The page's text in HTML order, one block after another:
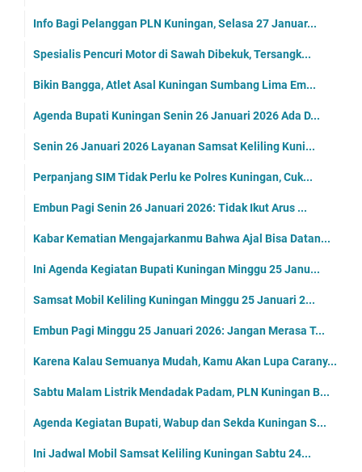
Info Bagi Pelanggan PLN Kuningan, Selasa 27 Januar...
Spesialis Pencuri Motor di Sawah Dibekuk, Tersangk...
Bikin Bangga, Atlet Asal Kuningan Sumbang Lima Em...
Agenda Bupati Kuningan Senin 26 Januari 2026 Ada D...
Senin 26 Januari 2026 Layanan Samsat Keliling Kuni...
Perpanjang SIM Tidak Perlu ke Polres Kuningan, Cuk...
Embun Pagi Senin 26 Januari 2026: Tidak Ikut Arus ...
Kabar Kematian Mengajarkanmu Bahwa Ajal Bisa Datan...
Ini Agenda Kegiatan Bupati Kuningan Minggu 25 Janu...
Samsat Mobil Keliling Kuningan Minggu 25 Januari 2...
Embun Pagi Minggu 25 Januari 2026: Jangan Merasa T...
Karena Kalau Semuanya Mudah, Kamu Akan Lupa Carany...
Sabtu Malam Listrik Mendadak Padam, PLN Kuningan B...
Agenda Kegiatan Bupati, Wabup dan Sekda Kuningan S...
Ini Jadwal Mobil Samsat Keliling Kuningan Sabtu 24...